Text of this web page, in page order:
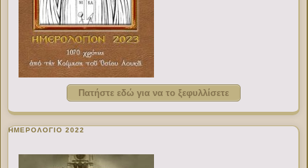
Πατήστε εδώ για να το ξεφυλλίσετε
ΗΜΕΡΟΛΟΓΙΟ 2022